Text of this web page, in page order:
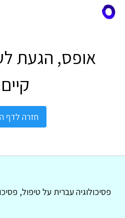
אופס, הגעת
חזרה לדף
פסיכולוגיה עברית על טיפול,